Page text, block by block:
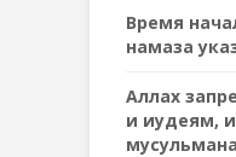
Время
намаза
Аллах
и иудеям,